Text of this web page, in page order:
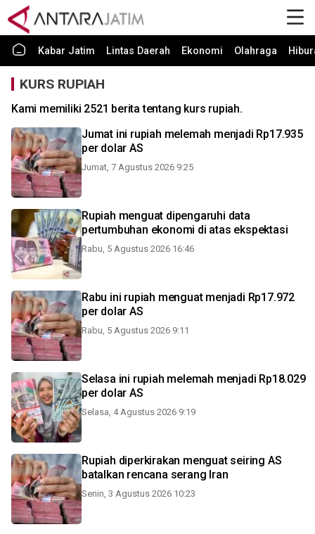
Kabar Jatim Lintas Daerah Ekonomi Olahraga
KURS RUPIAH
Kami memiliki 2521 berita tentang kurs rupiah.
Jumat ini rupiah melemah menjadi Rp17.935
per dolar AS
Jumat, 7 Agustus 2026 9:25
Rupiah menguat dipengaruhi data
pertumbuhan ekonomi di atas ekspektasi
Rabu, 5 Agustus 2026 16:46
Rabu ini rupiah menguat menjadi Rp17.972
per dolar AS
Rabu, 5 Agustus 2026 9:11
Selasa ini rupiah melemah menjadi Rp18.029
per dolar AS
Selasa, 4 Agustus 2026 9:19
Rupiah diperkirakan menguat seiring AS
batalkan rencana serang Iran
Senin, 3 Agustus 2026 10:23